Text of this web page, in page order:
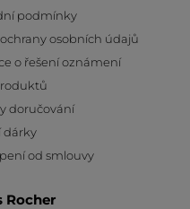
podmínky
osobních údajů
o řešení oznámení
doručování
dárky
od smlouvy
Rocher